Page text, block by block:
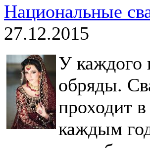
Национальные
27.12.2015
У каждого
обряды.
проходит
каждым